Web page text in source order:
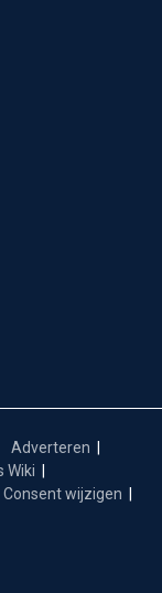
Adverteren
Wiki
Consent wijzigen